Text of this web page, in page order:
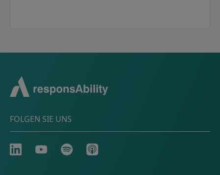
FOLGEN SIE UNS
LinkedInYoutubeSpotify Apple